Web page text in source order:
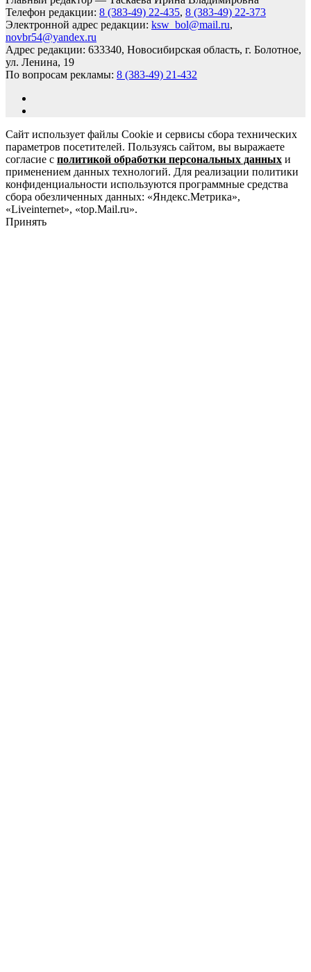
Телефон редакции: 8 (383-49) 22-435, 8 (383-49) 22-373
Электронной адрес редакции: ksw_bol@mail.ru,
novbr54@yandex.ru
Адрес редакции: 633340, Новосибирская область, г. Болотное,
ул. Ленина, 19
По вопросам рекламы: 8 (383-49) 21-432
Сайт использует файлы Cookie и сервисы сбора технических
параметров посетителей. Пользуясь сайтом, вы выражаете
согласие с политикой обработки персональных данных и
применением данных технологий. Для реализации политики
конфиденциальности используются программные средства
сбора обезличенных данных: «Яндекс.Метрика»,
«Liveinternet», «top.Mail.ru».
Принять